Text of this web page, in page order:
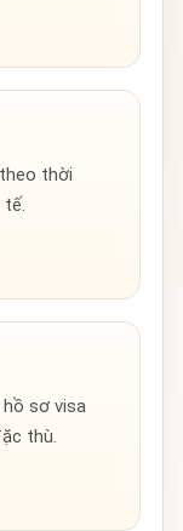
thời
tế.
sơ visa
thù.